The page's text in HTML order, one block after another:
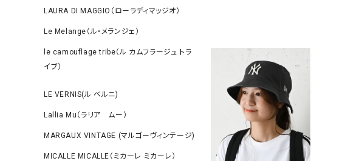
LAURA DI MAGGIO（ローラディマッジオ）
Le Melange（ル・メランジェ）
le camouflage tribe（ル カムフラージュ トラ
イブ）
LE VERNIS(ル ベルニ)
Lallia Mu（ラリア ムー）
MARGAUX VINTAGE (マルゴーヴィンテージ)
MICALLE MICALLE（ミカーレ ミカーレ）